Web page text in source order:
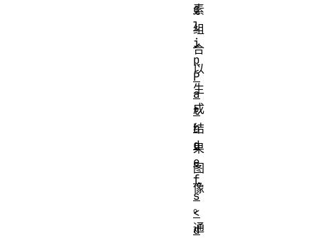
素
组
合
以
生
成
结
果
图
像
。
通
c
l
i
p
P
a
t
h
d
e
f
s
<
d